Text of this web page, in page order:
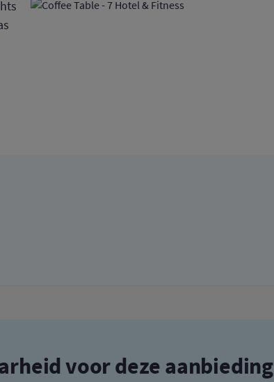
voor deze aanbieding